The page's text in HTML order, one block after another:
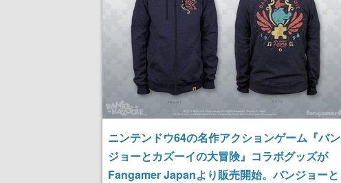
ニンテンドウ64の名作アクションゲーム『バン
ジョーとカズーイの大冒険』コラボグッズが
Fangamer Japanより販売開始。バンジョーと